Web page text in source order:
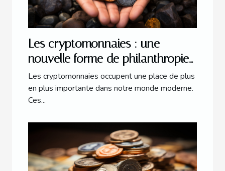
Les cryptomonnaies : une
nouvelle forme de philanthropie
?
Les cryptomonnaies occupent une place de plus
en plus importante dans notre monde moderne.
Ces...